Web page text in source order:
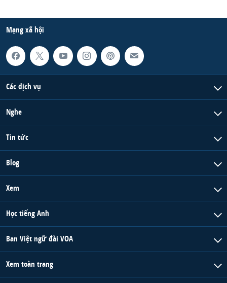
Mạng xã hội
Các dịch vụ
Nghe
Tin tức
Blog
Xem
Học tiếng Anh
Ban Việt ngữ đài VOA
Xem toàn trang